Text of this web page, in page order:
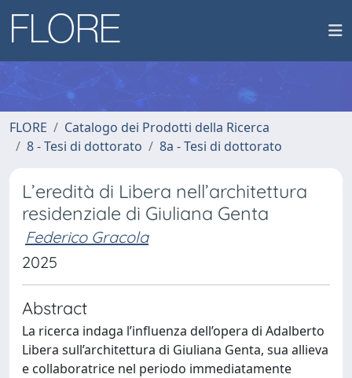
FLORE
Catalogo dei Prodotti della Ricerca
8 - Tesi di dottorato
8a - Tesi di dottorato
L’eredità di Libera nell’architettura
residenziale di Giuliana Genta
Federico Gracola
2025
Abstract
La ricerca indaga l’influenza dell’opera di Adalberto
Libera sull’architettura di Giuliana Genta, sua allieva
e collaboratrice nel periodo immediatamente